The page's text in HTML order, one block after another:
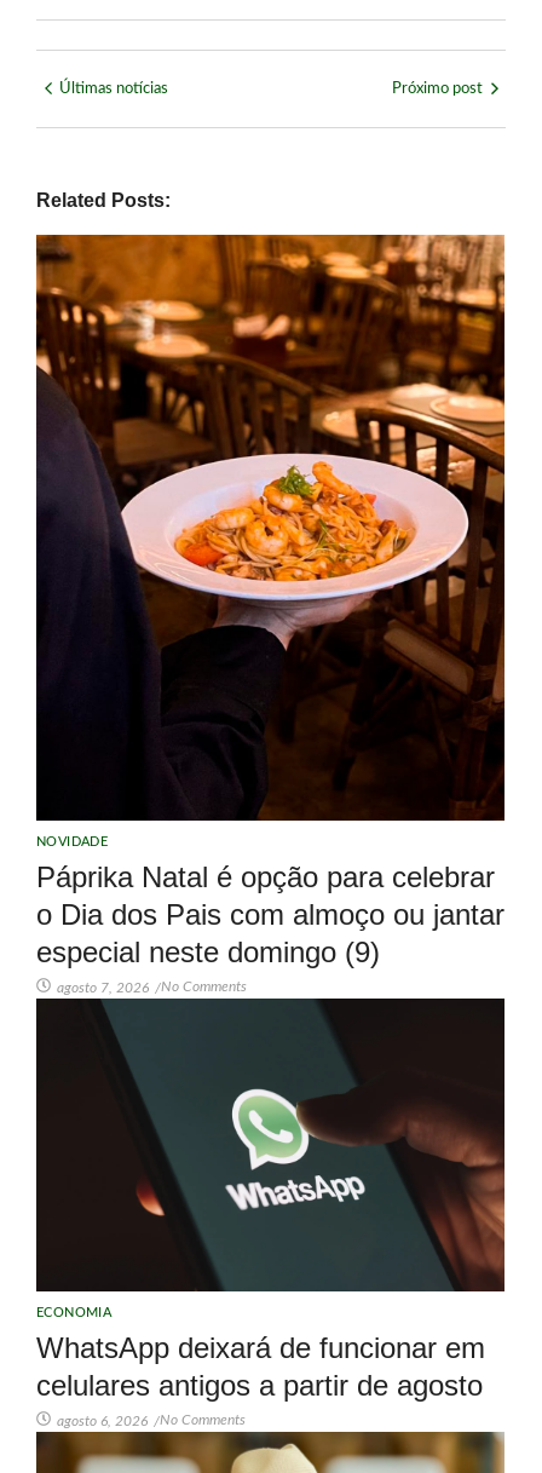
Últimas notícias Próximo post
Related Posts:
NOVIDADE
Páprika Natal é opção para celebrar
o Dia dos Pais com almoço ou jantar
especial neste domingo (9)
agosto 7, 2026 /No Comments
ECONOMIA
WhatsApp deixará de funcionar em
celulares antigos a partir de agosto
agosto 6, 2026 /No Comments